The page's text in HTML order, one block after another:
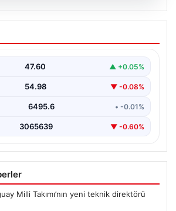
farklı bir imza: Ceylan
en iyi filmleri
47.60 ▲ +0.05%
54.98 ▼ -0.08%
6495.6 • -0.01%
3065639 ▼ -0.60%
Milli Takımı’nın yeni teknik direktörü